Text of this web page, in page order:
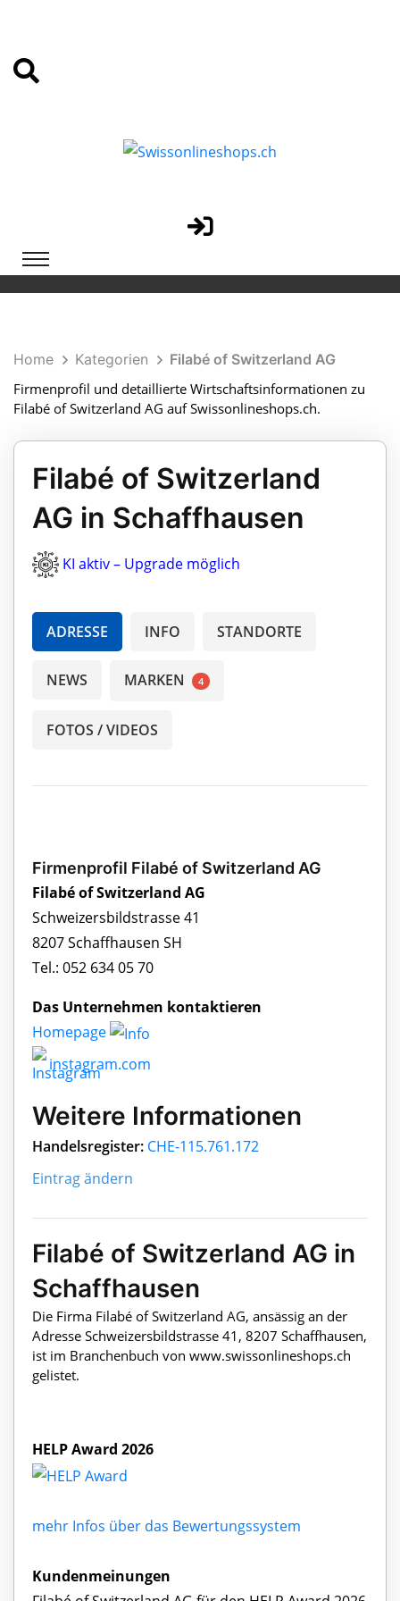
Home Kategorien
Filabé of Switzerland AG
Firmenprofil und detaillierte Wirtschaftsinformationen zu
Filabé of Switzerland AG auf Swissonlineshops.ch.
Filabé of Switzerland
AG in Schaffhausen
KI aktiv – Upgrade möglich
ADRESSE INFO STANDORTE
NEWS MARKEN 4
FOTOS / VIDEOS
Firmenprofil Filabé of Switzerland AG
Filabé of Switzerland AG
Schweizersbildstrasse 41
8207 Schaffhausen SH
Tel.: 052 634 05 70
Das Unternehmen kontaktieren
Homepage
instagram.com
Weitere Informationen
Handelsregister: CHE-115.761.172
Eintrag ändern
Filabé of Switzerland AG in
Schaffhausen
Die Firma Filabé of Switzerland AG, ansässig an der
Adresse Schweizersbildstrasse 41, 8207 Schaffhausen,
ist im Branchenbuch von www.swissonlineshops.ch
gelistet.
HELP Award 2026
mehr Infos über das Bewertungssystem
Kundenmeinungen